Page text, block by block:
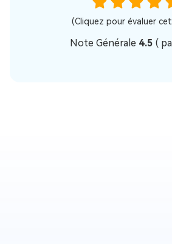
(Cliquez pour évaluer
Note Générale 4.5 (